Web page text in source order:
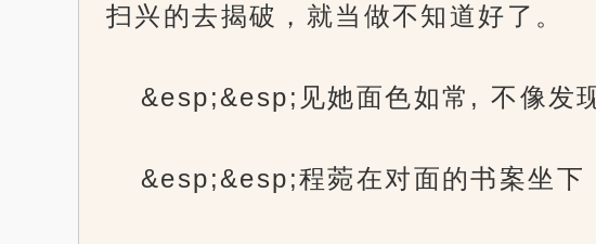
扫兴的去揭破，就当做不知道好了。
&esp;&esp;见她面色如常, 不像发
&esp;&esp;程菀在对面的书案坐下